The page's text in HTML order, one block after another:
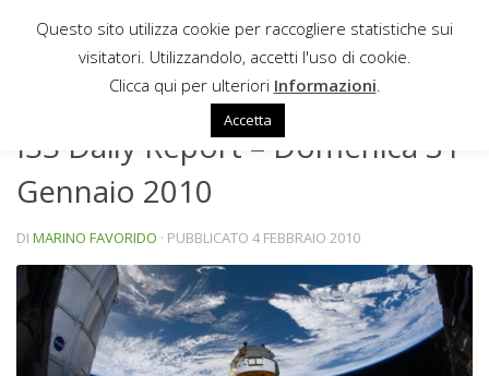
Sotto il contenuto
ISS Daily Report – Domenica 31
Gennaio 2010
DI MARINO FAVORIDO · PUBBLICATO 4 FEBBRAIO 2010
Questo sito utilizza cookie per raccogliere statistiche sui
visitatori. Utilizzandolo, accetti l'uso di cookie.
Clicca qui per ulteriori Informazioni
Accetta